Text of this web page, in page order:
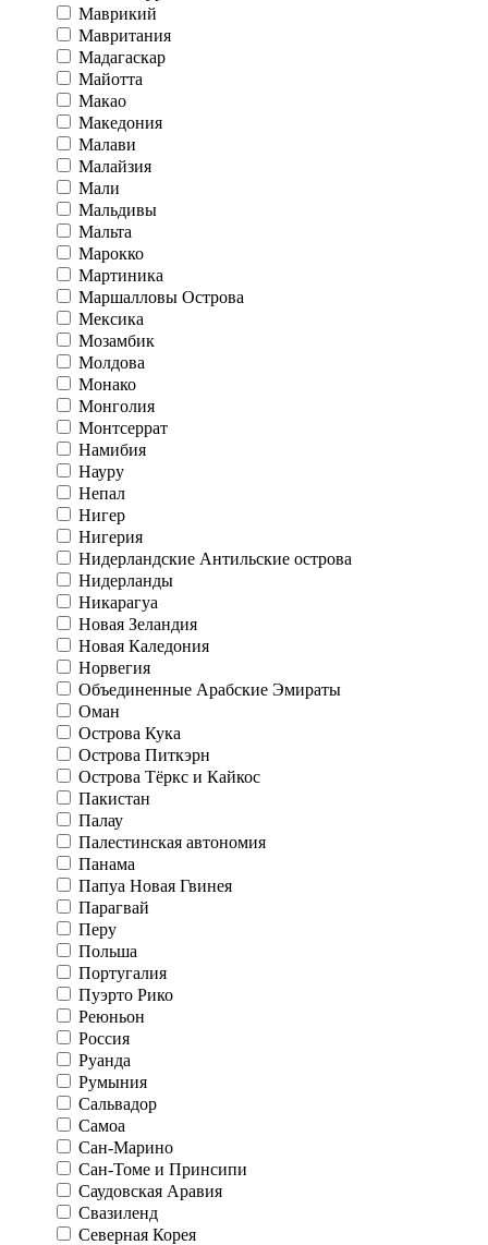
Маврикий
Мавритания
Мадагаскар
Майотта
Макао
Македония
Малави
Малайзия
Мали
Мальдивы
Мальта
Марокко
Мартиника
Маршалловы Острова
Мексика
Мозамбик
Молдова
Монако
Монголия
Монтсеррат
Намибия
Науру
Непал
Нигер
Нигерия
Нидерландские Антильские острова
Нидерланды
Никарагуа
Новая Зеландия
Новая Каледония
Норвегия
Объединенные Арабские Эмираты
Оман
Острова Кука
Острова Питкэрн
Острова Тёркс и Кайкос
Пакистан
Палау
Палестинская автономия
Панама
Папуа Новая Гвинея
Парагвай
Перу
Польша
Португалия
Пуэрто Рико
Реюньон
Россия
Руанда
Румыния
Сальвадор
Самоа
Сан-Марино
Сан-Томе и Принсипи
Саудовская Аравия
Свазиленд
Северная Корея